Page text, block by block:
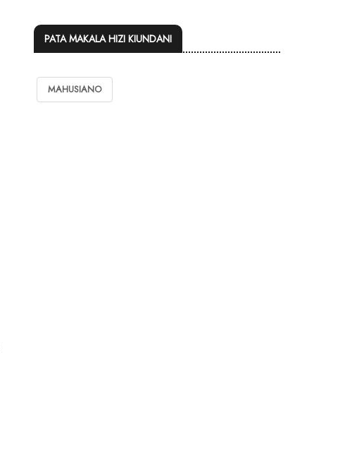
PATA MAKALA HIZI KIUNDANI
MAHUSIANO